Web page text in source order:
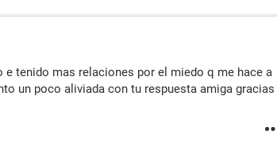
e tenido mas relaciones por el miedo q me hace a
un poco aliviada con tu respuesta amiga gracias